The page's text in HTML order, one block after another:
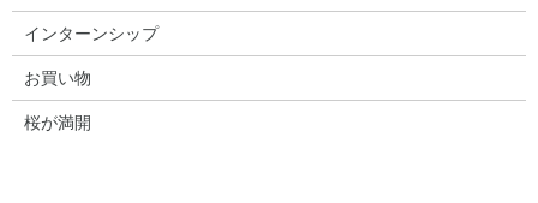
インターンシップ
お買い物
桜が満開